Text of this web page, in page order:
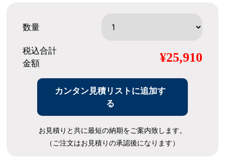
数量
税込合計
金額
¥25,910
カンタン見積リストに追加す
る
お見積りと共に最短の納期をご案内致します。
（ご注文はお見積りの承認後になります）